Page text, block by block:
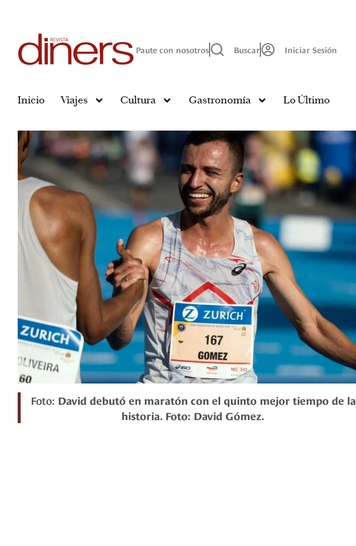
Paute con nosotros Buscar Iniciar Sesión
Inicio Viajes Cultura Gastronomía Lo Último
Foto: David debutó en maratón con el quinto mejor tiempo de la
historia. Foto: David Gómez.